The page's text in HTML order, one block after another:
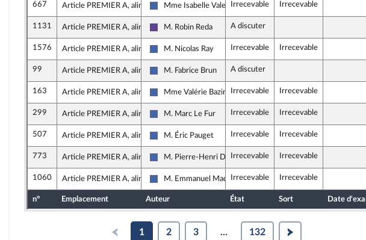
667 Article PREMIER A, alinéa 2
Les Républicains
Mme Isabelle ValentinIrrecevable Irrecevable
1131 Article PREMIER A, alinéa 2
Renaissance
M. Robin Reda A discuter
1576 Article PREMIER A, alinéa 2
Les Républicains
M. Nicolas Ray Irrecevable Irrecevable
99 Article PREMIER A, alinéa 2
Les Républicains
M. Fabrice Brun A discuter
163 Article PREMIER A, alinéa 2
Les Républicains
Mme Valérie Bazin-Malgras
Irrecevable Irrecevable
299 Article PREMIER A, alinéa 2
Les Républicains
M. Marc Le Fur Irrecevable Irrecevable
507 Article PREMIER A, alinéa 2
Les Républicains
M. Éric Pauget Irrecevable Irrecevable
773 Article PREMIER A, alinéa 2
Les Républicains
M. Pierre-Henri DumontIrrecevable Irrecevable
1060 Article PREMIER A, alinéa 2
Les Républicains
M. Emmanuel MaquetIrrecevable Irrecevable
n° Emplacement Auteur État Sort Date
1 2 3 ... 132